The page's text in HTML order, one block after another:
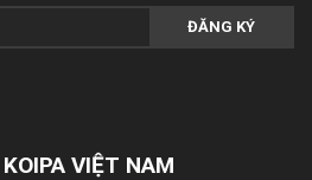
ĐĂNG KÝ
VIỆT NAM